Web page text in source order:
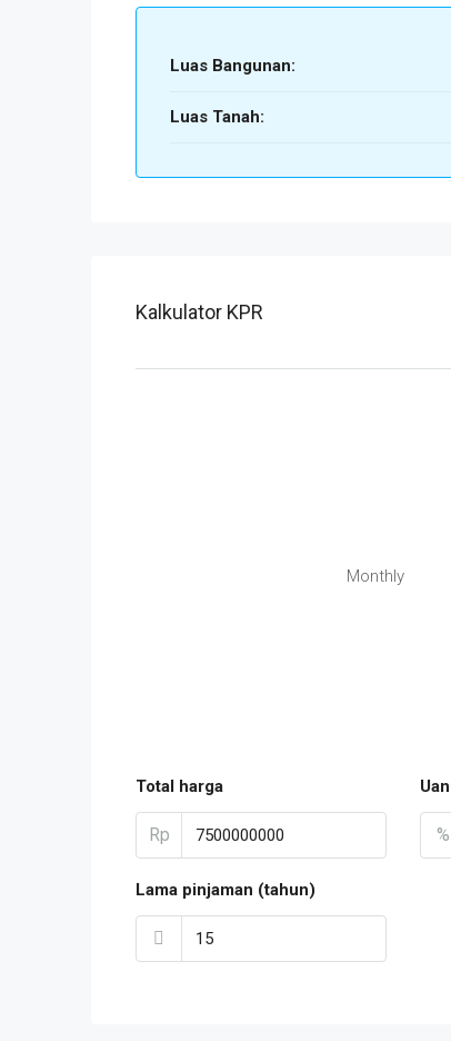
Luas Bangunan:
Luas Tanah:
Kalkulator KPR
Monthly
Total harga
Rp %
Lama pinjaman (tahun)